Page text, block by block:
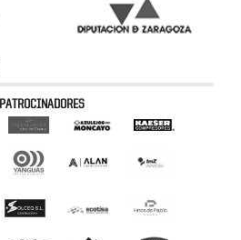
PATROCINADORES